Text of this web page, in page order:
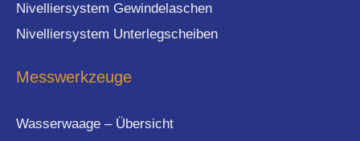
Nivelliersystem Gewindelaschen
Nivelliersystem Unterlegscheiben
Messwerkzeuge
Wasserwaage – Übersicht